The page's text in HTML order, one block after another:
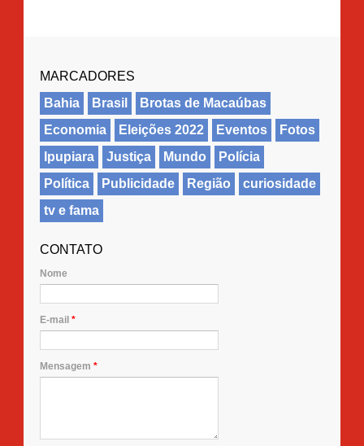
MARCADORES
Bahia
Brasil
Brotas de Macaúbas
Economia
Eleições 2022 Eventos
Fotos
Ipupiara
Justiça Mundo
Polícia
Política
Publicidade Região
curiosidade
tv e fama
CONTATO
Nome
E-mail *
Mensagem *